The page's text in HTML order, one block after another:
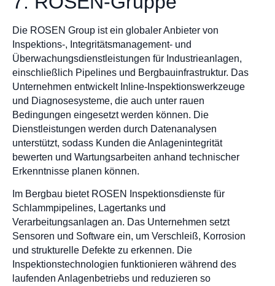
Die ROSEN Group ist ein globaler Anbieter von
Inspektions-, Integritätsmanagement- und
Überwachungsdienstleistungen für Industrieanlagen,
einschließlich Pipelines und Bergbauinfrastruktur. Das
Unternehmen entwickelt Inline-Inspektionswerkzeuge
und Diagnosesysteme, die auch unter rauen
Bedingungen eingesetzt werden können. Die
Dienstleistungen werden durch Datenanalysen
unterstützt, sodass Kunden die Anlagenintegrität
bewerten und Wartungsarbeiten anhand technischer
Erkenntnisse planen können.
Im Bergbau bietet ROSEN Inspektionsdienste für
Schlammpipelines, Lagertanks und
Verarbeitungsanlagen an. Das Unternehmen setzt
Sensoren und Software ein, um Verschleiß, Korrosion
und strukturelle Defekte zu erkennen. Die
Inspektionstechnologien funktionieren während des
laufenden Anlagenbetriebs und reduzieren so